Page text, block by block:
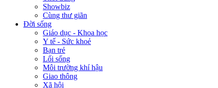
Showbiz
Cùng thư giãn
Đời sống
Giáo dục - Khoa học
Y tế - Sức khoẻ
Bạn trẻ
Lối sống
Môi trường khí hậu
Giao thông
Xã hội